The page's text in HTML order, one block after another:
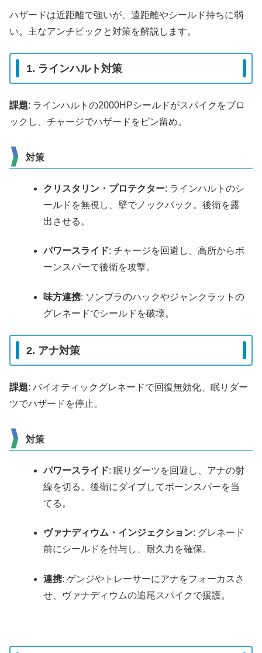
ハザードは近距離で強いが、遠距離やシールド持ちに弱
い。主なアンチピックと対策を解説します。
1. ラインハルト対策
課題: ラインハルトの2000HPシールドがスパイクをブロ
ックし、チャージでハザードをピン留め。
対策
クリスタリン・プロテクター: ラインハルトのシ
ールドを無視し、壁でノックバック。後衛を露
出させる。
パワースライド: チャージを回避し、高所からボ
ーンスパーで後衛を攻撃。
味方連携: ソンブラのハックやジャンクラットの
グレネードでシールドを破壊。
2. アナ対策
課題: バイオティックグレネードで回復無効化、眠りダー
ツでハザードを停止。
対策
パワースライド: 眠りダーツを回避し、アナの射
線を切る。後衛にダイブしてボーンスパーを当
てる。
ヴァナディウム・インジェクション: グレネード
前にシールドを付与し、耐久力を確保。
連携: ゲンジやトレーサーにアナをフォーカスさ
せ、ヴァナディウムの追尾スパイクで援護。